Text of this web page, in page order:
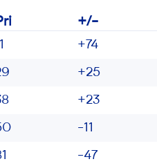
+/-
+74
+25
+23
-11
-47